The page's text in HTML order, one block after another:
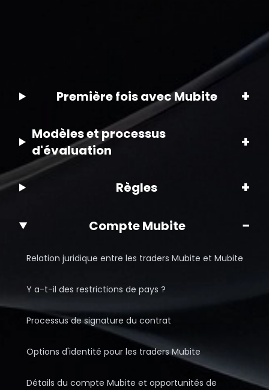
Première fois avec Mubite +
Modèles et processus
d'évaluation
+
Règles +
Compte Mubite −
Relation juridique entre les traders Mubite et Mubite
Y a-t-il des restrictions de pays ?
Processus de signature du contrat
Options d'identité pour les traders Mubite
Détails du compte Mubite et opportunités de